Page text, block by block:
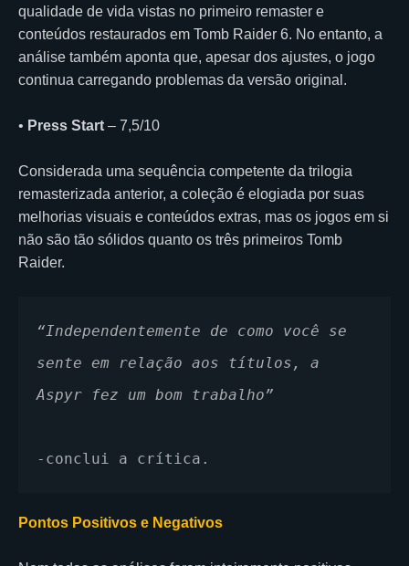
qualidade de vida vistas no primeiro remaster e
conteúdos restaurados em Tomb Raider 6. No entanto, a
análise também aponta que, apesar dos ajustes, o jogo
continua carregando problemas da versão original.
• Press Start – 7,5/10
Considerada uma sequência competente da trilogia
remasterizada anterior, a coleção é elogiada por suas
melhorias visuais e conteúdos extras, mas os jogos em si
não são tão sólidos quanto os três primeiros Tomb
Raider.
“Independentemente de como você se
sente em relação aos títulos, a
Aspyr fez um bom trabalho”
-conclui a crítica.
Pontos Positivos e Negativos